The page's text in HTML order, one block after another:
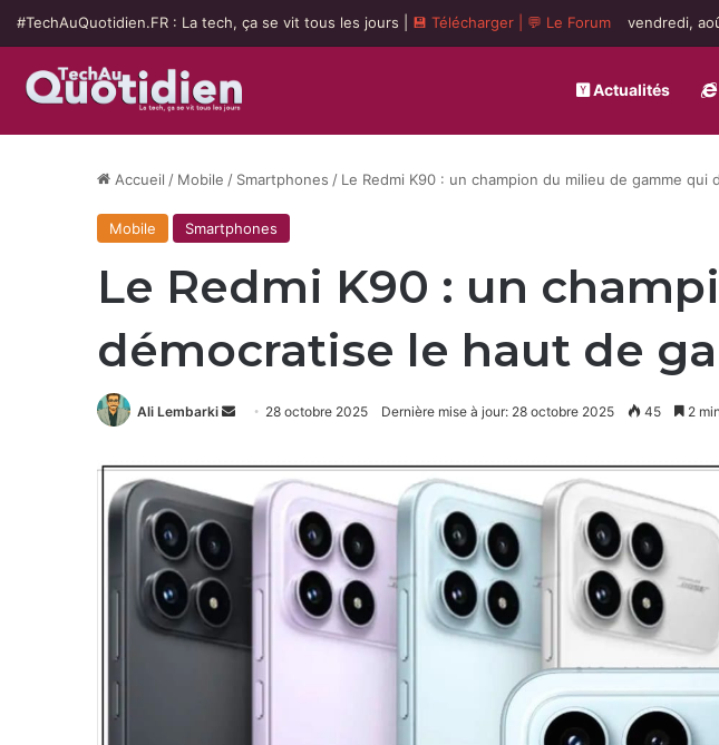
#TechAuQuotidien.FR : La tech, ça se vit tous les jours | 💾 Télécharger 💬 Le Forum vendredi,
Actualités
Accueil / Mobile / Smartphones / Le Redmi K90 : un champion du milieu de gamme qui
Mobile Smartphones
Le Redmi K90 : un
démocratise le haut de
Ali Lembarki
Envoyer
courriel
28 octobre 2025 Dernière mise à jour: 28 octobre 2025 45 2